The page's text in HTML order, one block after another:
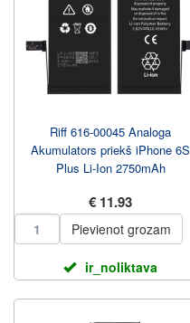
Riff 616-00045 Analoga
Akumulators priekš iPhone 6S
Plus Li-Ion 2750mAh
€ 11.93
Pievienot grozam
ir_noliktava